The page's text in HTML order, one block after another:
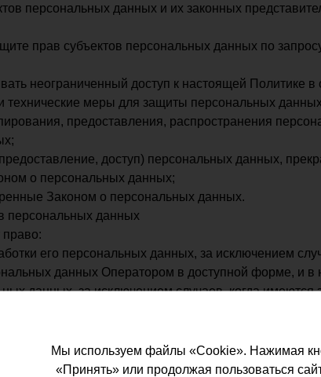
Мы используем файлы «Cookie». Нажимая
«Принять» или продолжая пользоваться
персональных данных и их законных
прав субъектов персональных данных по
неограниченный доступ к настоящей Политике
меры для защиты персональных
предоставления, распространения
доступ) персональных данных,
о персональных данных;
Законом о персональных данных.
персональных данных
его персональных данных, за исключением
данных Оператором в доступной форме, и
данных, за исключением случаев, когда
установлен Законом о персональных
данных, их блокирования или
полученными или не являются необходимыми
прав;